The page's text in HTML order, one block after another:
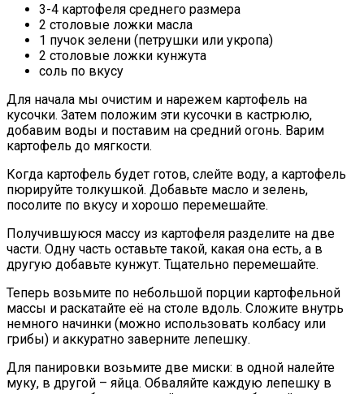
3-4 картофеля среднего размера
2 столовые ложки масла
1 пучок зелени (петрушки или укропа)
2 столовые ложки кунжута
соль по вкусу
Для начала мы очистим и нарежем картофель на
кусочки. Затем положим эти кусочки в кастрюлю,
добавим воды и поставим на средний огонь. Варим
картофель до мягкости.
Когда картофель будет готов, слейте воду, а картофель
пюрируйте толкушкой. Добавьте масло и зелень,
посолите по вкусу и хорошо перемешайте.
Получившуюся массу из картофеля разделите на две
части. Одну часть оставьте такой, какая она есть, а в
другую добавьте кунжут. Тщательно перемешайте.
Теперь возьмите по небольшой порции картофельной
массы и раскатайте её на столе вдоль. Сложите внутрь
немного начинки (можно использовать колбасу или
грибы) и аккуратно заверните лепешку.
Для панировки возьмите две миски: в одной налейте
муку, в другой – яйца. Обваляйте каждую лепешку в